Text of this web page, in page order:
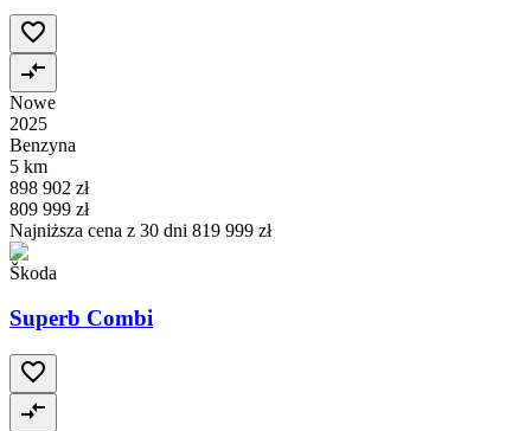
Nowe
2025
Benzyna
5 km
898 902 zł
809 999 zł
Najniższa cena z 30 dni 819 999 zł
Škoda
Superb Combi